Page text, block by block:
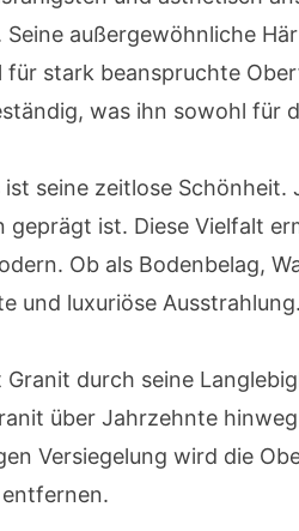
außergewöhnliche
stark beanspruchte
was ihn sowohl
seine zeitlose
geprägt ist. Diese Vielfalt
Ob als Bodenbelag,
und luxuriöse Ausstrahlung.
durch seine
über Jahrzehnte
Versiegelung wird die
entfernen.